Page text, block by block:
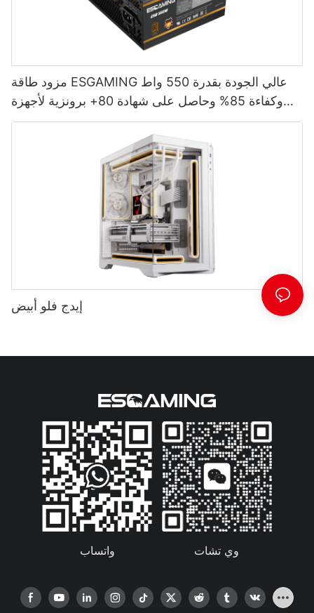
مزود طاقة ESGAMING عالي الجودة بقدرة 550 واط
وكفاءة 85% وحاصل على شهادة 80+ برونزية لأجهزة
الكمبيوتر المكتبية ESB550W
إيدج فلو أبيض
واتساب وي تشات